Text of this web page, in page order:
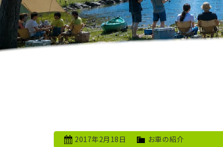
2017年2月18日 お車の紹介